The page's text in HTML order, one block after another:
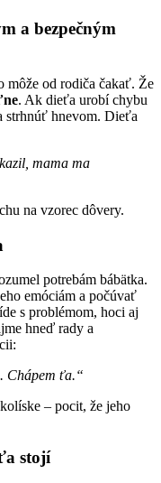
a bezpečným
môže od rodiča čakať. Že
. Ak dieťa urobí chybu
strhnúť hnevom. Dieťa
mama ma
na vzorec dôvery.
potrebám bábätka.
emóciám a počúvať
s problémom, hoci aj
hneď rady a
Chápem ťa.“
– pocit, že jeho
stojí